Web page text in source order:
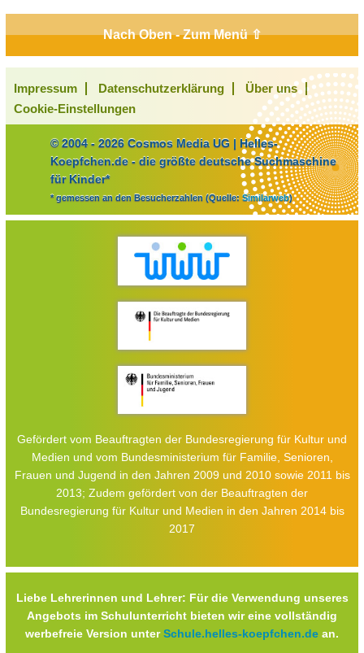
Nach Oben - Zum Menü ⇧
Impressum Datenschutzerklärung
Über uns
Cookie-Einstellungen
© 2004 - 2026 Cosmos Media UG | Helles-
Koepfchen.de - die größte deutsche Suchmaschine
für Kinder*
* gemessen an den Besucherzahlen (Quelle: Similarweb)
Gefördert vom Beauftragten der Bundesregierung für Kultur und
Medien und vom Bundesministerium für Familie, Senioren,
Frauen und Jugend in den Jahren 2009 und 2010 sowie 2011 bis
2013; Zudem gefördert von der Beauftragten der
Bundesregierung für Kultur und Medien in den Jahren 2014 bis
2017
Liebe Lehrerinnen und Lehrer: Für die Verwendung unseres
Angebots im Schulunterricht bieten wir eine vollständig
werbefreie Version unterSchule.helles-koepfchen.de an.